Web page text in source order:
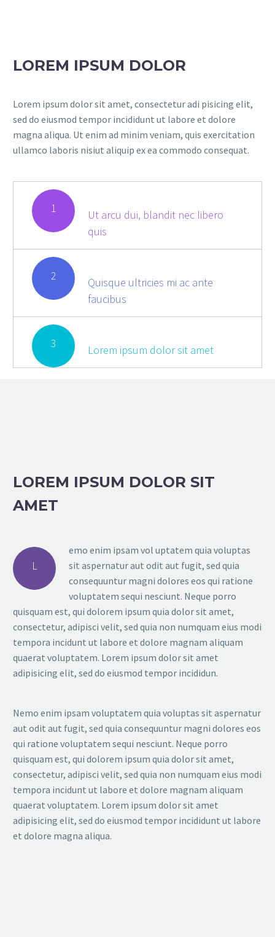
LOREM IPSUM DOLOR
Lorem ipsum dolor sit amet, consectetur adi pisicing elit,
sed do eiusmod tempor incididunt ut labore et dolore
magna aliqua. Ut enim ad minim veniam, quis exercitation
ullamco laboris nisiut aliquip ex ea commodo consequat.
1
Ut arcu dui, blandit nec libero
quis
2
Quisque ultricies mi ac ante
faucibus
3 Lorem ipsum dolor sit amet
LOREM IPSUM DOLOR SIT
AMET
L
emo enim ipsam vol uptatem quia voluptas
sit aspernatur aut odit aut fugit, sed quia
consequuntur magni dolores eos qui ratione
voluptatem sequi nesciunt. Neque porro
quisquam est, qui dolorem ipsum quia dolor sit amet,
consectetur, adipisci velit, sed quia non numquam eius modi
tempora incidunt ut labore et dolore magnam aliquam
quaerat voluptatem. Lorem ipsum dolor sit amet
adipisicing elit, sed do eiusmod tempor incididun.
Nemo enim ipsam voluptatem quia voluptas sit aspernatur
aut odit aut fugit, sed quia consequuntur magni dolores eos
qui ratione voluptatem sequi nesciunt. Neque porro
quisquam est, qui dolorem ipsum quia dolor sit amet,
consectetur, adipisci velit, sed quia non numquam eius modi
tempora incidunt ut labore et dolore magnam aliquam
quaerat voluptatem. Lorem ipsum dolor sit amet
adipisicing elit, sed do eiusmod tempor incididunt ut labore
et dolore magna aliqua.